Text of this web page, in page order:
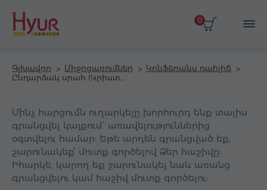
0
Գլխավոր Միջոցառումներ
Կոնֆերանս դահլիճ
Մինչ հարցումն ուղարկելը խորհուրդ ենք տալիս
գրանցվել կայքում՝ առավելություններից
օգտվելու համար: Եթե արդեն գրանցված եք,
շարունակեք՝ մուտք գործելով Ձեր հաշիվը:
Իհարկե, կարող եք շարունակել նաև առանց
գրանցվելու կամ հաշիվ մուտք գործելու: